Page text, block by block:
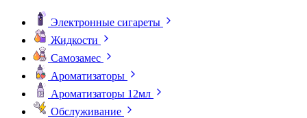
Электронные сигареты
Жидкости
Самозамес
Ароматизаторы
Ароматизаторы 12мл
Обслуживание